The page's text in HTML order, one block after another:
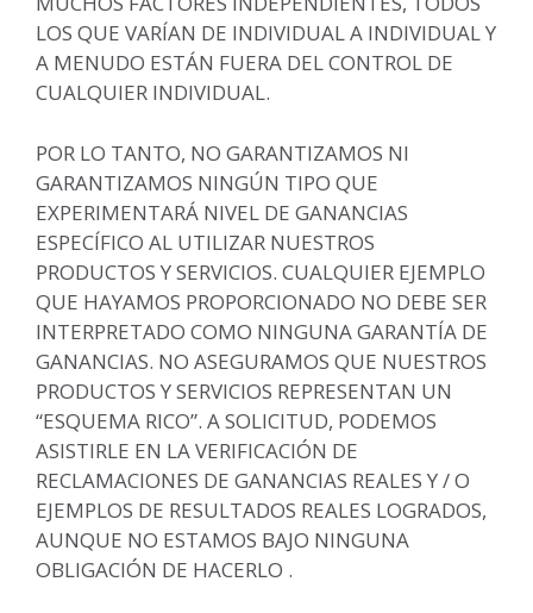
LOS QUE VARÍAN DE INDIVIDUAL A INDIVIDUAL Y
A MENUDO ESTÁN FUERA DEL CONTROL DE
CUALQUIER INDIVIDUAL.
POR LO TANTO, NO GARANTIZAMOS NI
GARANTIZAMOS NINGÚN TIPO QUE
EXPERIMENTARÁ NIVEL DE GANANCIAS
ESPECÍFICO AL UTILIZAR NUESTROS
PRODUCTOS Y SERVICIOS. CUALQUIER EJEMPLO
QUE HAYAMOS PROPORCIONADO NO DEBE SER
INTERPRETADO COMO NINGUNA GARANTÍA DE
GANANCIAS. NO ASEGURAMOS QUE NUESTROS
PRODUCTOS Y SERVICIOS REPRESENTAN UN
“ESQUEMA RICO”. A SOLICITUD, PODEMOS
ASISTIRLE EN LA VERIFICACIÓN DE
RECLAMACIONES DE GANANCIAS REALES Y / O
EJEMPLOS DE RESULTADOS REALES LOGRADOS,
AUNQUE NO ESTAMOS BAJO NINGUNA
OBLIGACIÓN DE HACERLO .